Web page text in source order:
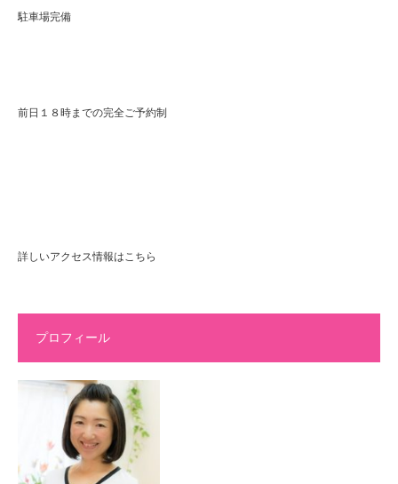
駐車場完備
前日１８時までの完全ご予約制
詳しいアクセス情報はこちら
プロフィール